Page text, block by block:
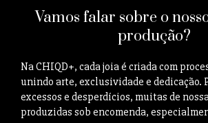
Vamos falar sobre o
produção?
Na CHIQD+, cada joia é criada com
unindo arte, exclusividade e dedicação.
excessos e desperdícios, muitas de
produzidas sob encomenda,